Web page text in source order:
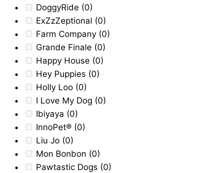
DoggyRide (0)
ExZzZeptional (0)
Farm Company (0)
Grande Finale (0)
Happy House (0)
Hey Puppies (0)
Holly Loo (0)
I Love My Dog (0)
Ibiyaya (0)
InnoPet® (0)
Liu Jo (0)
Mon Bonbon (0)
Pawtastic Dogs (0)